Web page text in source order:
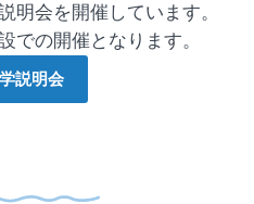
明会を開催しています。
での開催となります。
説明会